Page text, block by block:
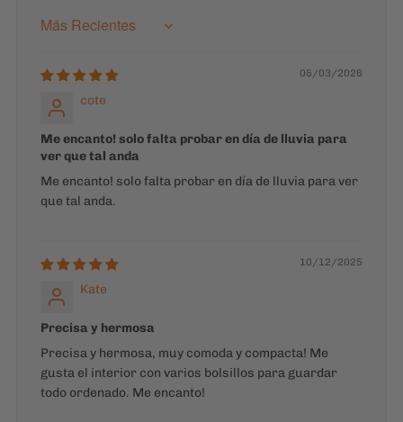
Sort by
05/03/2026
cote
Me encanto! solo falta probar en día de lluvia para
ver que tal anda
Me encanto! solo falta probar en día de lluvia para ver
que tal anda.
10/12/2025
Kate
Precisa y hermosa
Precisa y hermosa, muy comoda y compacta! Me
gusta el interior con varios bolsillos para guardar
todo ordenado. Me encanto!